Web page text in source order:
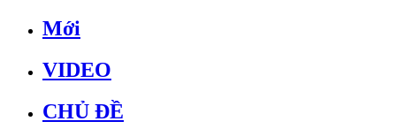
Mới
VIDEO
CHỦ ĐỀ